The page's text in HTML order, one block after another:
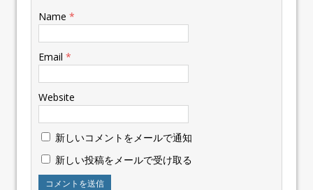
Name *
Email *
Website
新しいコメントをメールで通知
新しい投稿をメールで受け取る